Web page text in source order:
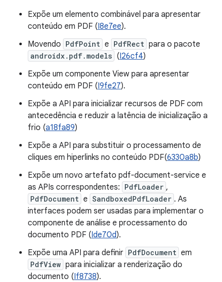
Expõe um elemento combinável para apresentar
conteúdo em PDF (I8e7ee).
Movendo PdfPoint e PdfRect para o pacote
androidx.pdf.models (I26cf4)
Expõe um componente View para apresentar
conteúdo em PDF (I9fe27).
Expõe a API para inicializar recursos de PDF com
antecedência e reduzir a latência de inicialização a
frio (a18fa89)
Expõe a API para substituir o processamento de
cliques em hiperlinks no conteúdo PDF(6330a8b)
Expõe um novo artefato pdf-document-service e
as APIs correspondentes: PdfLoader ,
PdfDocument e SandboxedPdfLoader . As
interfaces podem ser usadas para implementar o
componente de análise e processamento do
documento PDF (Ide70d).
Expõe uma API para definir PdfDocument em
PdfView para inicializar a renderização do
documento (If8738).